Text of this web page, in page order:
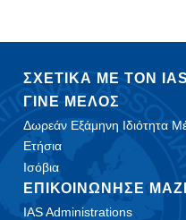
ΣΧΕΤΙΚΑ ΜΕ ΤΟΝ IAS
ΓΙΝΕ ΜΕΛΟΣ
Δωρεάν Εξάμηνη Ιδιότητα
Ετήσια
Ισόβια
ΕΠΙΚΟΙΝΩΝΗΣΕ
IAS Administrations